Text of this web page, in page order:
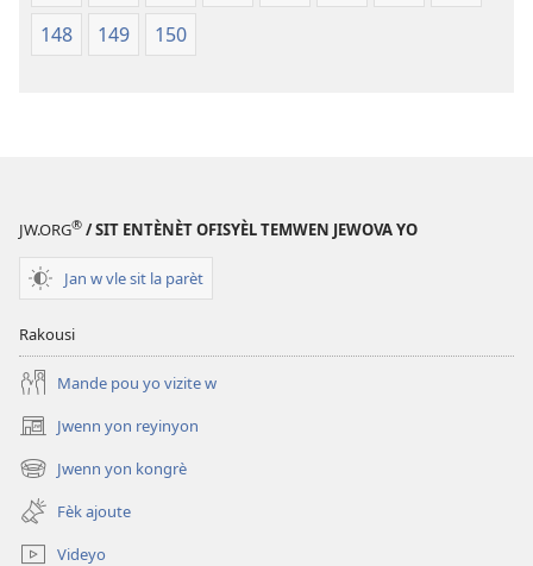
148
149 150
JW.ORG® / SIT ENTÈNÈT OFISYÈL TEMWEN JEWOVA YO
Jan w vle sit la parèt
Rakousi
Mande pou yo vizite w
Jwenn yon reyinyon
(opens
new
window)
Jwenn yon kongrè
(opens
new
window)
Fèk ajoute
Videyo